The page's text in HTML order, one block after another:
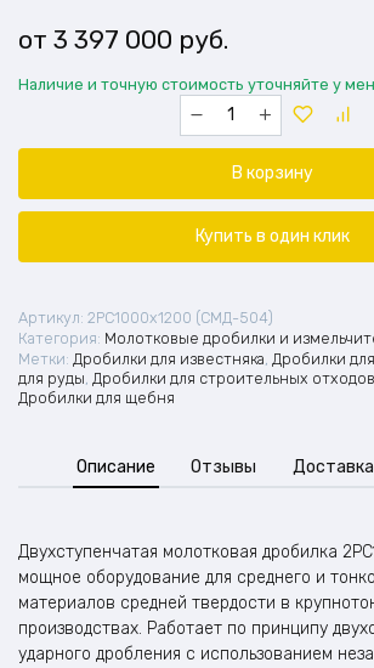
3 397 000 руб.
Наличие и точную стоимость уточняйте у
Количество
товара
Двухступенчатая
молотковая
2PC1000х1200
(СМД-504)
В корзину
Купить в один клик
Артикул: 2PC1000х1200 (СМД-504)
Категория: Молотковые дробилки и
Метки: Дробилки для известняка, Дробилки
для руды, Дробилки для строительных отходов
Дробилки для щебня
Описание Отзывы Доставка
Двухступенчатая молотковая дробилка
мощное оборудование для среднего и
материалов средней твердости в
производствах. Работает по принципу
ударного дробления с использованием